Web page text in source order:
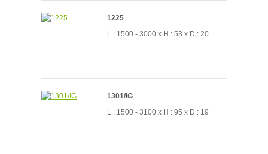
1225
L : 1500 - 3000 x H : 53 x D : 20
1301/IG
L : 1500 - 3100 x H : 95 x D : 19